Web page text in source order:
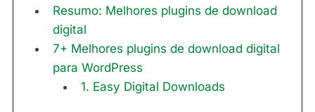
Resumo: Melhores plugins de download
digital
7+ Melhores plugins de download digital
para WordPress
1. Easy Digital Downloads